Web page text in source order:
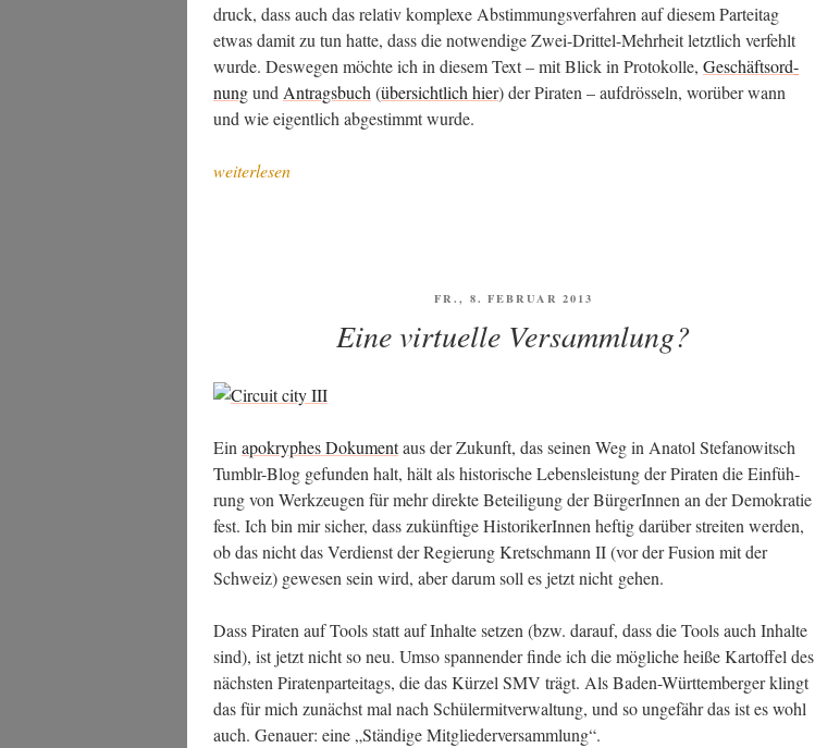
druck, dass auch das rela­tiv kom­ple­xe Abstim­mungs­ver­fah­ren auf die­sem Par­tei­tag
etwas damit zu tun hat­te, dass die not­wen­di­ge Zwei-Drit­tel-Mehr­heit letzt­lich ver­fehlt
wur­de. Des­we­gen möch­te ich in die­sem Text – mit Blick in Pro­to­kol­le, Geschäfts­ord­
nungund Antrags­buch (über­sicht­lich hier) der Pira­ten – auf­drös­seln, wor­über wann
und wie eigent­lich abge­stimmt wurde.
„Pira­
weiterlesen
VERÖFFENTLICHT
FR., 8. FEBRUAR 2013
Eine virtuelle Versammlung?
Einapo­kry­phes Doku­mentaus der Zukunft, das sei­nen Weg in Ana­tol Ste­fa­no­witsch
Tumb­lr-Blog gefun­den halt, hält als his­to­ri­sche Lebens­leis­tung der Pira­ten die Ein­füh­
rung von Werk­zeu­gen für mehr direk­te Betei­li­gung der Bür­ge­rIn­nen an der Demo­kra­tie
fest. Ich bin mir sicher, dass zukünf­ti­ge His­to­ri­ke­rIn­nen hef­tig dar­über strei­ten wer­den,
ob das nicht das Ver­dienst der Regie­rung Kret­sch­mann II (vor der Fusi­on mit der
Schweiz) gewe­sen sein wird, aber dar­um soll es jetzt nicht gehen.
Dass Pira­ten auf Tools statt auf Inhal­te set­zen (bzw. dar­auf, dass die Tools auch Inhal­te
sind), ist jetzt nicht so neu. Umso span­nen­der fin­de ich die mög­li­che hei­ße Kar­tof­fel des
nächs­ten Pira­ten­par­tei­tags, die das Kür­zel SMV trägt. Als Baden-Würt­tem­ber­ger klingt
das für mich zunächst mal nach Schü­ler­mit­ver­wal­tung, und so unge­fähr das ist es wohl
auch. Genau­er: eine „Stän­di­ge Mitgliederversammlung“.